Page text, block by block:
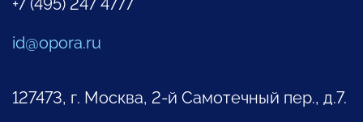
id@opora.ru
127473, г. Москва, 2-й Самотечный пер., д.7.